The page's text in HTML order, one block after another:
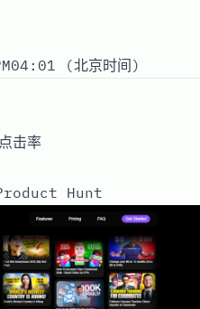
(北京时间)
击率
Hunt